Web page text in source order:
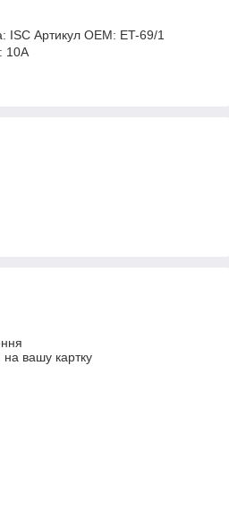
Артикул OEM: ET-69/1
10A
на вашу картку